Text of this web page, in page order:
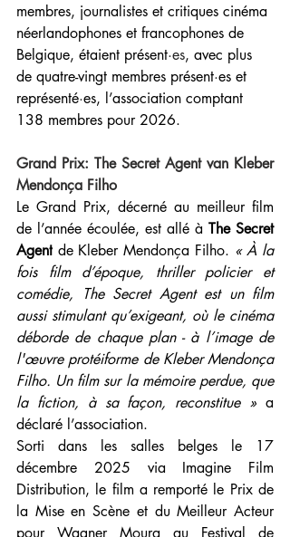
membres, journalistes et critiques cinéma
néerlandophones et francophones de
Belgique, étaient présent·es, avec plus
de quatre-vingt membres présent·es et
représenté·es, l’association comptant
138 membres pour 2026.
Grand Prix: The Secret Agent van Kleber
Mendonça Filho
Le Grand Prix, décerné au meilleur film
de l’année écoulée, est allé à The Secret
Agent de Kleber Mendonça Filho. « À la
fois film d’époque, thriller policier et
comédie, The Secret Agent est un film
aussi stimulant qu’exigeant, où le cinéma
déborde de chaque plan - à l’image de
l'œuvre protéiforme de Kleber Mendonça
Filho. Un film sur la mémoire perdue, que
la fiction, à sa façon, reconstitue » a
déclaré l’association.
Sorti dans les salles belges le 17
décembre 2025 via Imagine Film
Distribution, le film a remporté le Prix de
la Mise en Scène et du Meilleur Acteur
pour Wagner Moura au Festival de